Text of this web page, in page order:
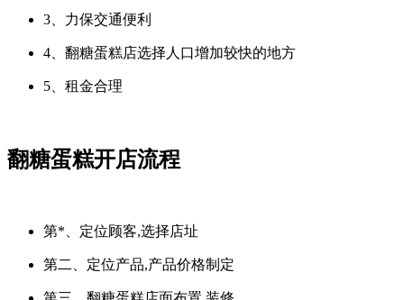
3、力保交通便利
4、翻糖蛋糕店选择人口增加较快的地方
5、租金合理
翻糖蛋糕开店流程
第*、定位顾客,选择店址
第二、定位产品,产品价格制定